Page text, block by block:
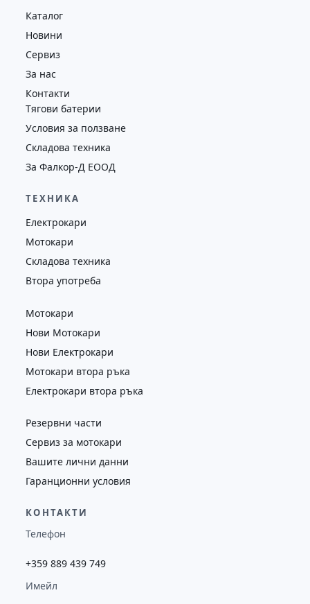
Каталог
Новини
Сервиз
За нас
Контакти
Тягови батерии
Условия за ползване
Складова техника
За Фалкор-Д ЕООД
ТЕХНИКА
Електрокари
Мотокари
Складова техника
Втора употреба
Мотокари
Нови Мотокари
Нови Електрокари
Мотокари втора ръка
Електрокари втора ръка
Резервни части
Сервиз за мотокари
Вашите лични данни
Гаранционни условия
КОНТАКТИ
Телефон
+359 889 439 749
Имейл